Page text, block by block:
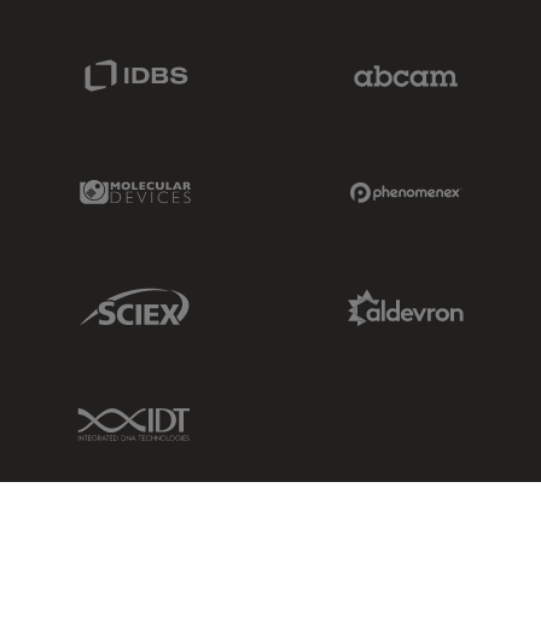
Molecular Devices Link
Sciex Link
IDT Link